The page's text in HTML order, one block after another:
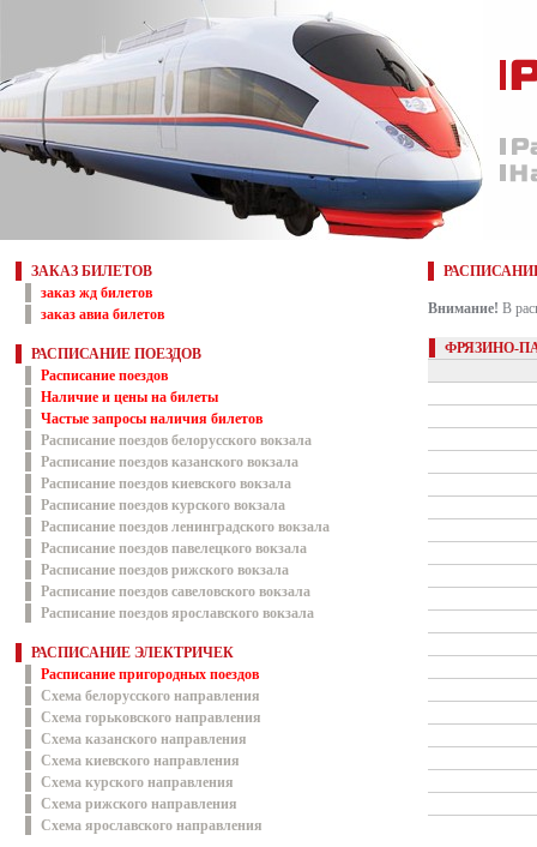
ЗАКАЗ БИЛЕТОВ
заказ жд билетов
заказ авиа билетов
РАСПИСАНИЕ ПОЕЗДОВ
Расписание поездов
Наличие и цены на билеты
Частые запросы наличия билетов
Расписание поездов белорусского вокзала
Расписание поездов казанского вокзала
Расписание поездов киевского вокзала
Расписание поездов курского вокзала
Расписание поездов ленинградского вокзала
Расписание поездов павелецкого вокзала
Расписание поездов рижского вокзала
Расписание поездов савеловского вокзала
Расписание поездов ярославского вокзала
РАСПИСАНИЕ ЭЛЕКТРИЧЕК
Расписание пригородных поездов
Схема белорусского направления
Схема горьковского направления
Схема казанского направления
Схема киевского направления
Схема курского направления
Схема рижского направления
Схема ярославского направления
Внимание! В
ФРЯЗИНО-